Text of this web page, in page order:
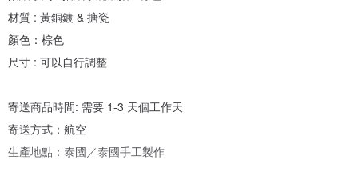
材質 : 黃銅鍍 & 搪瓷
顏色：棕色
尺寸 : 可以自行調整
寄送商品時間: 需要 1-3 天個工作天
寄送方式：航空
生產地點：泰國／泰國手工製作